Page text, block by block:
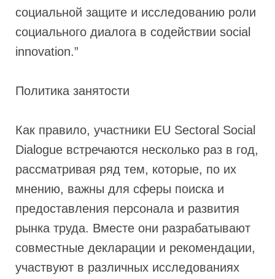
социальной защите и исследованию роли
социального диалога в содействии social
innovation.”
Политика занятости
Как правило, участники EU Sectoral Social
Dialogue встречаются несколько раз в год,
рассматривая ряд тем, которые, по их
мнению, важны для сферы поиска и
предоставления персонала и развития
рынка труда. Вместе они разрабатывают
совместные декларации и рекомендации,
участвуют в различных исследованиях